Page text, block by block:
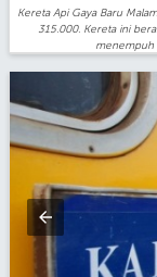
Kereta Api Gaya Baru
315.000. Kereta ini
menempuh